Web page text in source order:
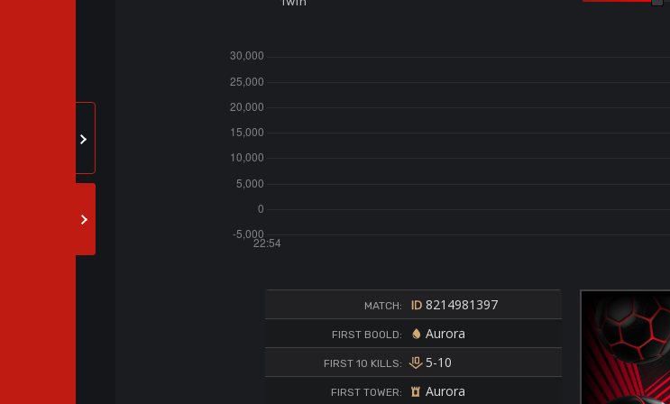
MATCH: 8214981397
FIRST BOOLD: Aurora
FIRST 10 KILLS: 5-10
FIRST TOWER: Aurora